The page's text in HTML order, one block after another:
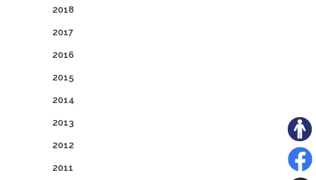
2018
2017
2016
2015
2014
2013
2012
2011